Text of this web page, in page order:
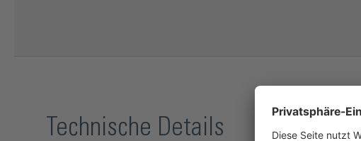
Technische Details